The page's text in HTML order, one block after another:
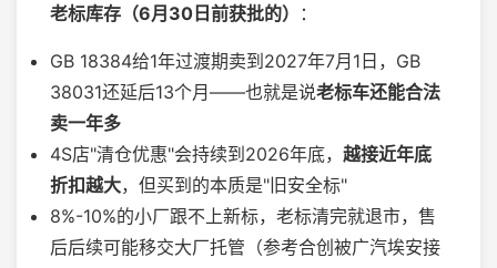
老标库存（6月30日前获批的）
：
GB 18384给1年过渡期卖到2027年7月1日，GB
38031还延后13个月——也就是说老标车还能合法
卖一年多
4S店"清仓优惠"会持续到2026年底， 越接近年底
折扣越大，但买到的本质是"旧安全标"
8%-10%的小厂跟不上新标，老标清完就退市，售
后后续可能移交大厂托管（参考合创被广汽埃安接